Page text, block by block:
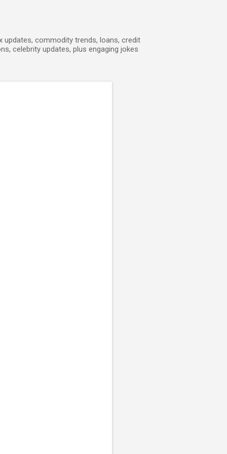
commodity trends, loans, credit
celebrity updates, plus engaging jokes